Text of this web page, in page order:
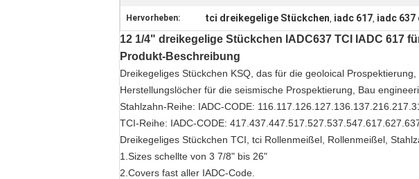
Hervorheben: tci dreikegelige Stückchen, iadc 617, iadc
12 1/4" dreikegelige Stückchen IADC637 TCI IADC 617
Produkt-Beschreibung
Dreikegeliges Stückchen KSQ, das für die geoloical
Herstellungslöcher für die seismische Prospektierung, Bau
Stahlzahn-Reihe: IADC-CODE:
TCI-Reihe: IADC-CODE:
Dreikegeliges Stückchen TCI, tci Rollenmeißel, Rollenmeißel,
1.Sizes schellte von 3 7/8" bis 26"
2.Covers fast aller IADC-Code.